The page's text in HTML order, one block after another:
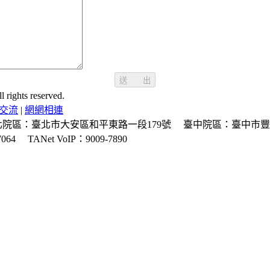
送 出
reserved.
流 | 網網相連
院區：臺北市大安區和平東路一段179號
臺中院區：臺中市
TANet VoIP：9009-7890